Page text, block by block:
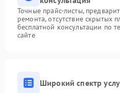
Точные прайс-листы,
ремонта, отсутствие скрытых
бесплатной консультации по
сайте
Широкий спектр